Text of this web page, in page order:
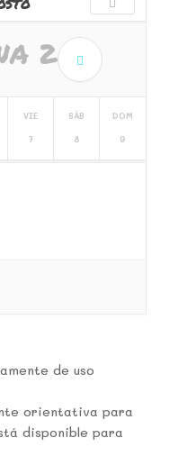
2
VIE
7
SÁB
8
DOM
9
de uso
orientativa para
disponible para